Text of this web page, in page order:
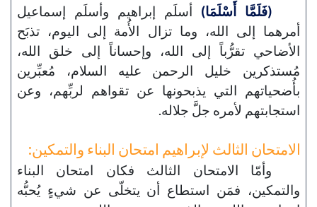
(فَلَمَّا أَسْلَمَا) أسلَم إبراهيم وأسلَم إسماعيل
أمرهما إلى الله، وما تزال الأُمة إلى اليوم، تذبَح
الأضاحي تقرُّباً إلى الله، وإحساناً إلى خلق الله،
مُستذكرين خليل الرحمن عليه السلام، مُعبِّرين
بأُضحياتهم التي يذبحونها عن تقواهم لربِّهم، وعن
استجابتهم لأمره جلَّ جلاله.
الامتحان الثالث لإبراهيم امتحان البناء والتمكين:
وأمّا الامتحان الثالث فكان امتحان البناء
والتمكين، فمَن استطاع أن يتخلّى عن شيءٍ يُحبُّه